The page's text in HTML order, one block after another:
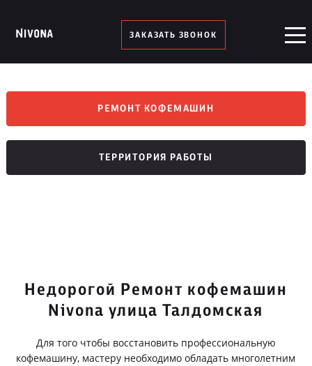
ЗАКАЗАТЬ ЗВОНОК
РЕМОНТ КОФЕМАШИН
ТЕРРИТОРИЯ РАБОТЫ
Недорогой Ремонт кофемашин
Nivona улица Талдомская
Для того чтобы восстановить профессиональную
кофемашину, мастеру необходимо обладать многолетним